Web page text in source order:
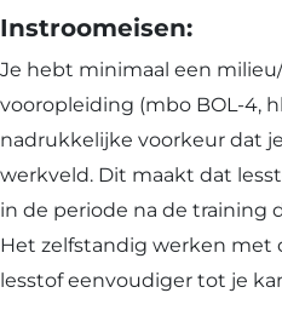
Instroomeisen:
Je hebt minimaal een
vooropleiding (mbo BOL-4,
nadrukkelijke voorkeur dat
werkveld. Dit maakt dat
in de periode na de training
Het zelfstandig werken met
lesstof eenvoudiger tot je